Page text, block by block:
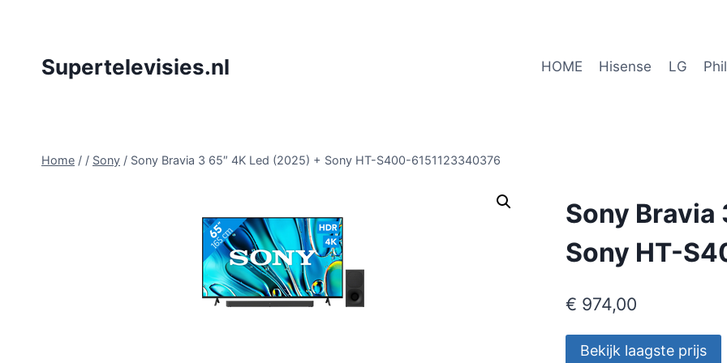
Supertelevisies.nl HOME Hisense LG
Home / / Sony / Sony Bravia 3 65″ 4K Led (2025) + Sony HT-S400-6151123340376
Sony Bravia
Sony HT-
€ 974,00
Bekijk laagste prijs